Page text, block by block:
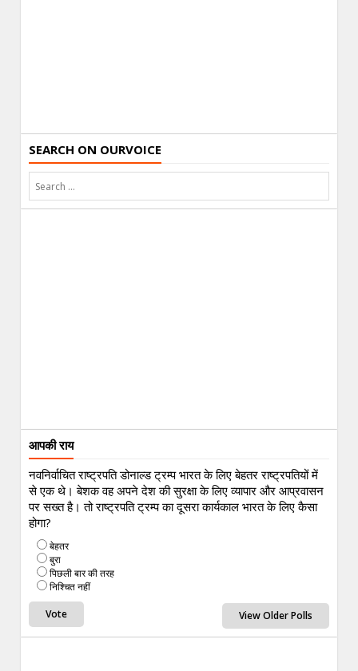
SEARCH ON OURVOICE
आपकी राय
नवनिर्वाचित राष्ट्रपति डोनाल्ड ट्रम्प भारत के लिए बेहतर राष्ट्रपतियों में
से एक थे। बेशक वह अपने देश की सुरक्षा के लिए व्यापार और आप्रवासन
पर सख्त है। तो राष्ट्रपति ट्रम्प का दूसरा कार्यकाल भारत के लिए कैसा
होगा?
बेहतर
बुरा
पिछली बार की तरह
निश्चित नहीं
View Older Polls